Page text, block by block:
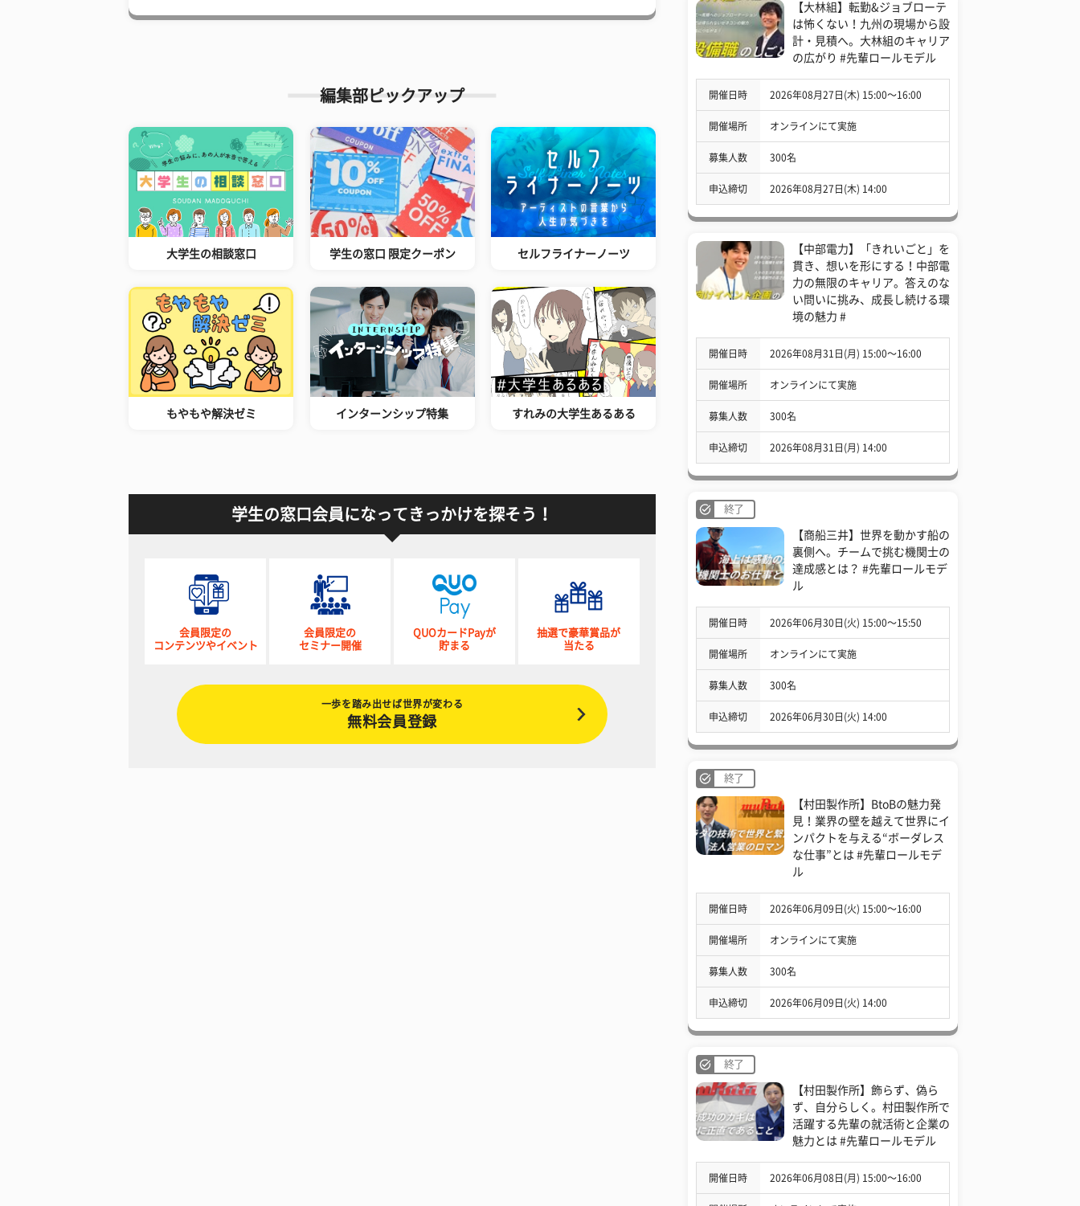
編集部ピックアップ
大学生の相談窓口 学生の窓口 限定クーポン セルフライナーノーツ
もやもや解決ゼミ インターンシップ特集 すれみの大学生あるある
学生の窓口会員になってきっかけを探そう！
会員限定の
コンテンツやイベント
会員限定の
セミナー開催
QUOカードPayが
貯まる
抽選で豪華賞品が
当たる
一歩を踏み出せば世界が変わる
無料会員登録
【大林組】転勤&ジョブローテ
は怖くない！九州の現場から設
計・見積へ。大林組のキャリア
の広がり #先輩ロールモデル
開催日時 2026年08月27日(木) 15:00〜16:00
開催場所 オンラインにて実施
募集人数 300名
申込締切 2026年08月27日(木) 14:00
【中部電力】「きれいごと」を
貫き、想いを形にする！中部電
力の無限のキャリア。答えのな
い問いに挑み、成長し続ける環
境の魅力 #
開催日時 2026年08月31日(月) 15:00〜16:00
開催場所 オンラインにて実施
募集人数 300名
申込締切 2026年08月31日(月) 14:00
終了
【商船三井】世界を動かす船の
裏側へ。チームで挑む機関士の
達成感とは？ #先輩ロールモデ
ル
開催日時 2026年06月30日(火) 15:00〜15:50
開催場所 オンラインにて実施
募集人数 300名
申込締切 2026年06月30日(火) 14:00
終了
【村田製作所】BtoBの魅力発
見！業界の壁を越えて世界にイ
ンパクトを与える“ボーダレス
な仕事”とは #先輩ロールモデ
ル
開催日時 2026年06月09日(火) 15:00〜16:00
開催場所 オンラインにて実施
募集人数 300名
申込締切 2026年06月09日(火) 14:00
終了
【村田製作所】飾らず、偽ら
ず、自分らしく。村田製作所で
活躍する先輩の就活術と企業の
魅力とは #先輩ロールモデル
開催日時 2026年06月08日(月) 15:00〜16:00